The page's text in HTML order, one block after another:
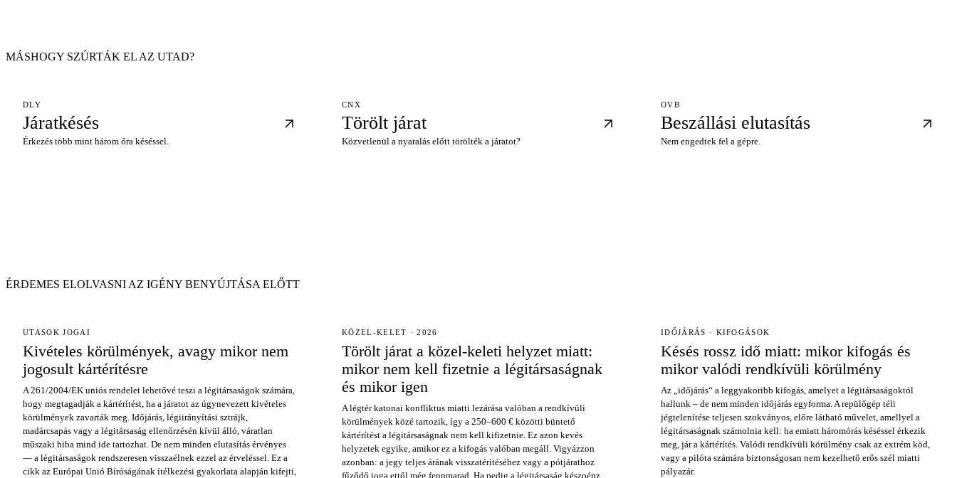
MÁSHOGY SZÚRTÁK EL AZ UTAD?
DLY
Járatkésés
Érkezés több mint három óra késéssel.
CNX
Törölt járat
Közvetlenül a nyaralás előtt törölték a járatot?
OVB
Beszállási elutasítás
Nem engedtek fel a gépre.
ÉRDEMES ELOLVASNI AZ IGÉNY BENYÚJTÁSA ELŐTT
UTASOK JOGAI
Kivételes körülmények, avagy mikor nem
jogosult kártérítésre
A 261/2004/EK uniós rendelet lehetővé teszi a légitársaságok számára,
hogy megtagadják a kártérítést, ha a járatot az úgynevezett kivételes
körülmények zavarták meg. Időjárás, légiirányítási sztrájk,
madárcsapás vagy a légitársaság ellenőrzésén kívül álló, váratlan
műszaki hiba mind ide tartozhat. De nem minden elutasítás érvényes
— a légitársaságok rendszeresen visszaélnek ezzel az érveléssel. Ez a
cikk az Európai Unió Bíróságának ítélkezési gyakorlata alapján kifejti,
KÖZEL-KELET · 2026
Törölt járat a közel-keleti helyzet miatt:
mikor nem kell fizetnie a légitársaságnak
és mikor igen
A légtér katonai konfliktus miatti lezárása valóban a rendkívüli
körülmények közé tartozik, így a 250–600 € közötti büntető
kártérítést a légitársaságnak nem kell kifizetnie. Ez azon kevés
helyzetek egyike, amikor ez a kifogás valóban megáll. Vigyázzon
azonban: a jegy teljes árának visszatérítéséhez vagy a pótjárathoz
fűződő joga ettől még fennmarad. Ha pedig a légitársaság készpénz
IDŐJÁRÁS · KIFOGÁSOK
Késés rossz idő miatt: mikor kifogás és
mikor valódi rendkívüli körülmény
Az „időjárás“ a leggyakoribb kifogás, amelyet a légitársaságoktól
hallunk – de nem minden időjárás egyforma. A repülőgép téli
jégtelenítése teljesen szokványos, előre látható művelet, amellyel a
légitársaságnak számolnia kell: ha emiatt háromórás késéssel érkezik
meg, jár a kártérítés. Valódi rendkívüli körülmény csak az extrém köd,
vagy a pilóta számára biztonságosan nem kezelhető erős szél miatti
pályazár.